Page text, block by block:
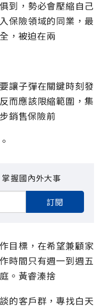
到，勢必會壓縮自己
保險領域的同業，最
，被迫在兩
讓子彈在關鍵時刻發
而應該限縮範圍，集
銷售保險前
握國內外大事
訂閱
目標，在希望兼顧家
時間只有週一到週五
。黃睿溱捨
的客戶群，專找白天